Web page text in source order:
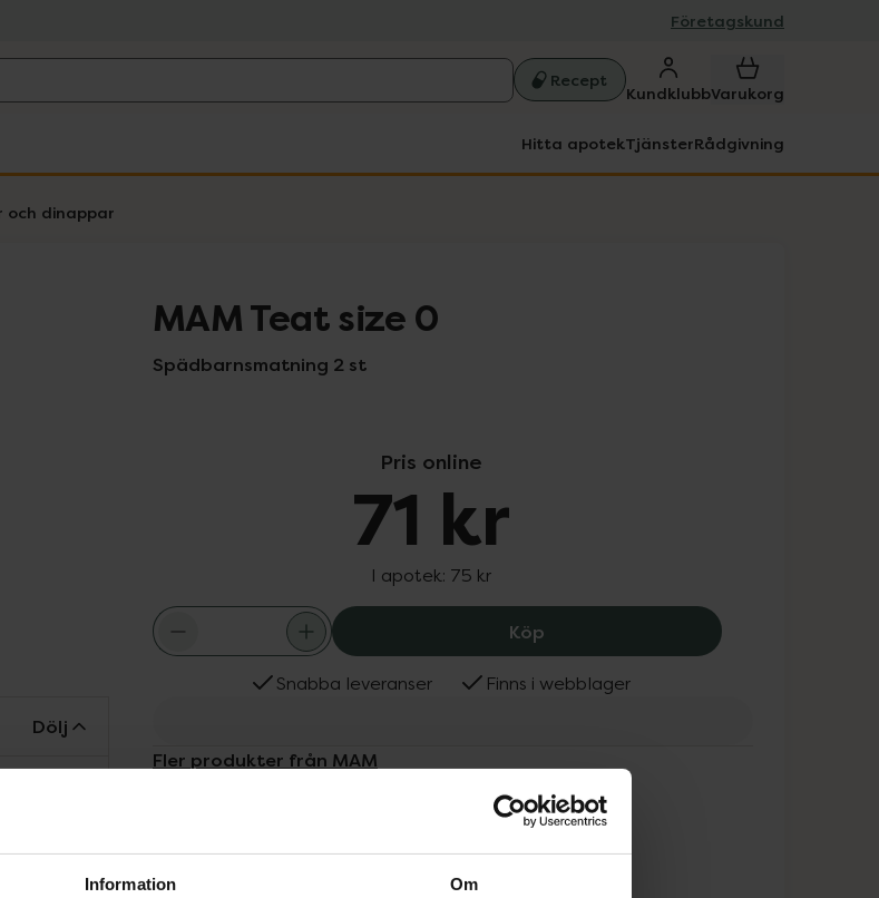
Information Om
Företagskund
Recept
KundklubbVarukorg
Hitta apotekTjänsterRådgivning
och dinappar
MAM Teat size 0
Spädbarnsmatning 2 st
Pris online
71 kr
I apotek: 75 kr
Köp MAM Teat size 0, 71 kr.
Snabba leveranser Finns i webblager
Fler produkter från MAM
Dölj
om
flaska.